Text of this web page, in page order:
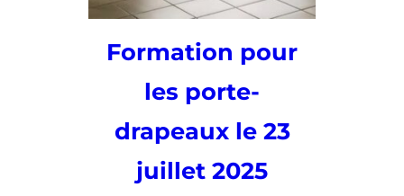
Formation pour
les porte-
drapeaux le 23
juillet 2025